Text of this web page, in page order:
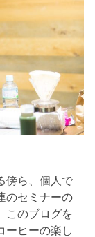
傍ら、個人で
のセミナーの
このブログを
ーヒーの楽し